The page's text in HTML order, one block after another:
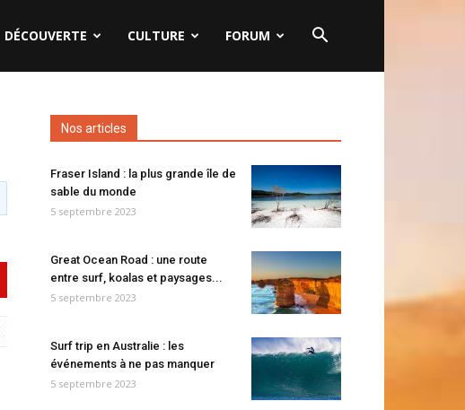
DÉCOUVERTE CULTURE FORUM
Nos articles
Fraser Island : la plus grande île de
sable du monde
5 septembre 2023
Great Ocean Road : une route
entre surf, koalas et paysages...
5 septembre 2023
Surf trip en Australie : les
événements à ne pas manquer
5 septembre 2023